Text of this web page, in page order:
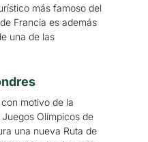
más famoso del
Francia es además
una de las
motivo de la
Olímpicos de
una nueva Ruta de